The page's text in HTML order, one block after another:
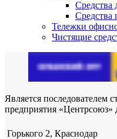
Средства
Средства
Тележки
Чистящие
Является последователем
предприятия «Центрсоюз»
Горького 2, Краснодар